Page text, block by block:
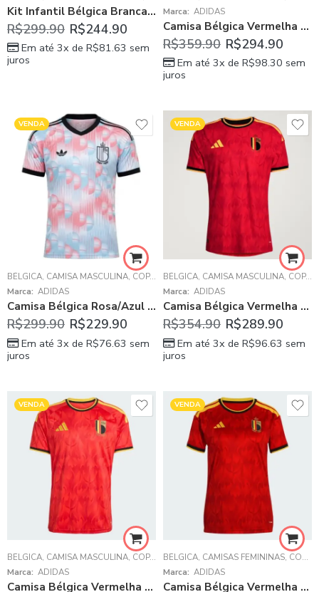
Kit Infantil Bélgica Branca 2026/27 Away II Unissex
R$299.90 R$244.90
Em até 3x de R$81.63 sem
juros
Marca: ADIDAS
Camisa Bélgica Vermelha Copa 2026/27 Home I Manga Longa Masculina
R$359.90 R$294.90
Em até 3x de R$98.30 sem
juros
VENDA
BÉLGICA, CAMISA MASCULINA, COPA DO MUNDO 2026 ,SELEÇÕES DA
Marca: ADIDAS
Camisa Bélgica Rosa/Azul Copa 2026/27 Away II Masculina
R$299.90 R$229.90
Em até 3x de R$76.63 sem
juros
VENDA
BÉLGICA, CAMISA MASCULINA, COPA DO MUNDO 2026
Marca: ADIDAS
Camisa Bélgica Vermelha Copa 2026/27 Home I Jogador
R$354.90 R$289.90
Em até 3x de R$96.63 sem
juros
VENDA
BÉLGICA, CAMISA MASCULINA, COPA DO MUNDO 2026 ,SELEÇÕES DA
Marca: ADIDAS
Camisa Bélgica Vermelha Copa 2026/27 Home I Masculina
VENDA
BÉLGICA, CAMISAS FEMININAS, COPA DO MUNDO 2026
Marca: ADIDAS
Camisa Bélgica Vermelha Copa 2026/27 Home I Feminina